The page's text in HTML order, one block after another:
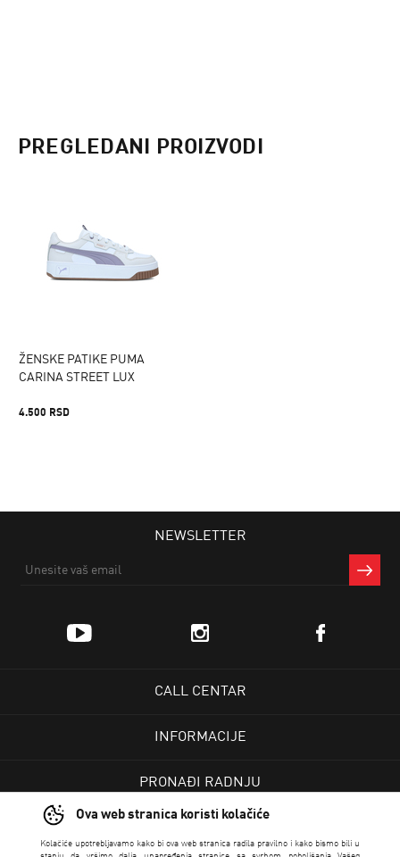
Ova web stranica koristi kolačiće
Kolačiće upotrebljavamo kako bi ova web stranica radila pravilno i kako bismo bili u
PREGLEDANI PROIZVODI
ŽENSKE PATIKE PUMA
CARINA STREET LUX
4.500 RSD
NEWSLETTER
CALL CENTAR
INFORMACIJE
PRONAĐI RADNJU